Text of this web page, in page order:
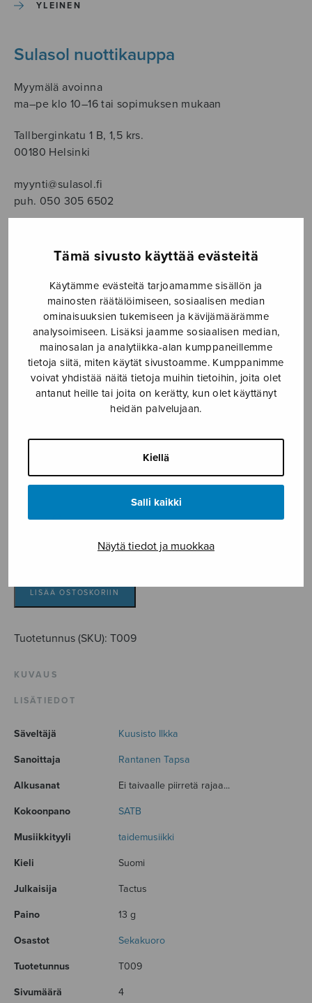
Tämä sivusto käyttää evästeitä
Käytämme evästeitä tarjoamamme sisällön ja
mainosten räätälöimiseen, sosiaalisen median
ominaisuuksien tukemiseen ja kävijämäärämme
analysoimiseen. Lisäksi jaamme sosiaalisen median,
mainosalan ja analytiikka-alan kumppaneillemme
tietoja siitä, miten käytät sivustoamme. Kumppanimme
voivat yhdistää näitä tietoja muihin tietoihin, joita olet
antanut heille tai joita on kerätty, kun olet käyttänyt
heidän palvelujaan.
Kiellä
Salli kaikki
Näytä tiedot ja muokkaa
YLEINEN
Sulasol nuottikauppa
Myymälä avoinna
ma–pe klo 10–16 tai sopimuksen mukaan
Tallberginkatu 1 B, 1,5 krs.
00180 Helsinki
myynti@sulasol.fi
puh. 050 305 6502
Etusivu › Nuottikauppa › Sekakuoro › Yölento
Kuusisto Ilkka
2,74€
LISÄÄ OSTOSKORIIN
Tuotetunnus (SKU): T009
KUVAUS
LISÄTIEDOT
Säveltäjä Kuusisto Ilkka
Sanoittaja Rantanen Tapsa
Alkusanat Ei taivaalle piirretä rajaa...
Kokoonpano SATB
Musiikkityyli taidemusiikki
Kieli Suomi
Julkaisija Tactus
Paino 13 g
Osastot Sekakuoro
Tuotetunnus T009
Sivumäärä 4